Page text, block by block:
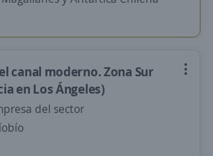
canal moderno. Zona Sur
en Los Ángeles)
del sector